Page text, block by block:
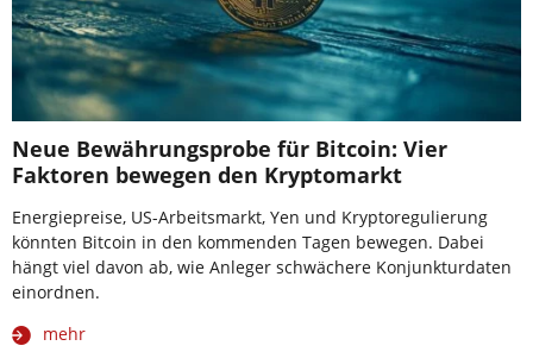
Neue Bewährungsprobe für Bitcoin: Vier
Faktoren bewegen den Kryptomarkt
Energiepreise, US-Arbeitsmarkt, Yen und Kryptoregulierung
könnten Bitcoin in den kommenden Tagen bewegen. Dabei
hängt viel davon ab, wie Anleger schwächere Konjunkturdaten
einordnen.
mehr